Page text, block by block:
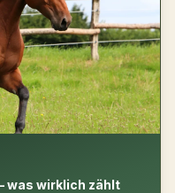
was wirklich zählt